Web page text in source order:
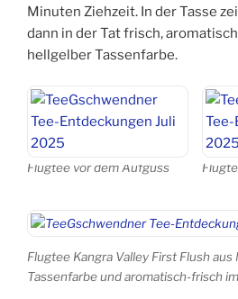
Minuten Ziehzeit. In der Tasse
dann in der Tat frisch,
hellgelber Tassenfarbe.
Flugtee vor dem Aufguss
Flugtee Kangra Valley First Flush
Tassenfarbe und aromatisch-frisch